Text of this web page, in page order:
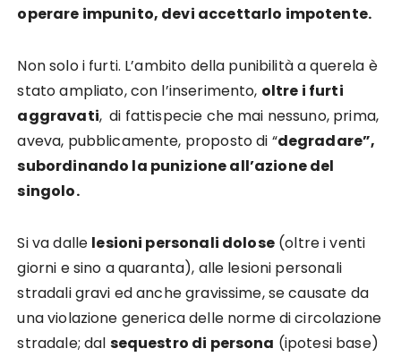
operare impunito, devi accettarlo impotente.
Non solo i furti. L’ambito della punibilità a querela è
stato ampliato, con l’inserimento, oltre i furti
aggravati, di fattispecie che mai nessuno, prima,
aveva, pubblicamente, proposto di “degradare”,
subordinando la punizione all’azione del
singolo.
Si va dalle lesioni personali dolose(oltre i venti
giorni e sino a quaranta), alle lesioni personali
stradali gravi ed anche gravissime, se causate da
una violazione generica delle norme di circolazione
stradale; dal sequestro di persona (ipotesi base)